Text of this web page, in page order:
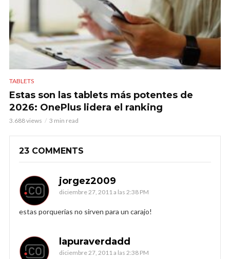
TABLETS
Estas son las tablets más potentes de
2026: OnePlus lidera el ranking
3.688 views 3 min read
23 COMMENTS
jorgez2009
diciembre 27, 2011 a las 2:38 PM
estas porquerias no sirven para un carajo!
lapuraverdadd
diciembre 27, 2011 a las 2:38 PM